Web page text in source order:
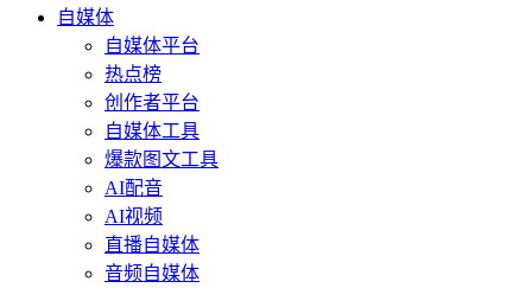
自媒体
自媒体平台
热点榜
创作者平台
自媒体工具
爆款图文工具
AI配音
AI视频
直播自媒体
音频自媒体